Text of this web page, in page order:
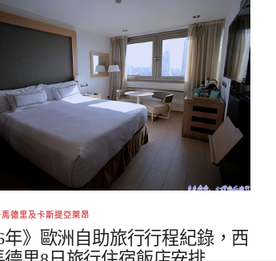
德里及卡斯提亞萊昂
年》歐洲自助旅行行程紀錄，西